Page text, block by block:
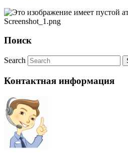
Поиск
Search
Контактная информация